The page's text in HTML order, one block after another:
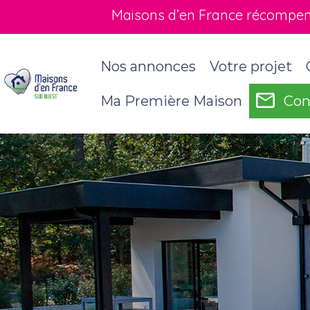
Maisons d’en France
Nos annonces Votre projet
Ma Première Maison